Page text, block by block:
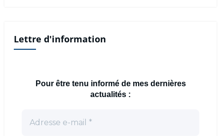
Lettre d'information
Pour être tenu informé de mes dernières
actualités :